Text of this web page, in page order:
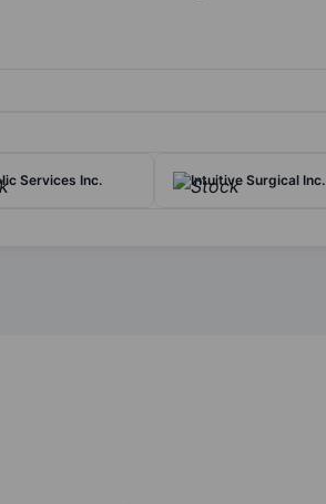
Services Inc. Intuitive Surgical Inc.